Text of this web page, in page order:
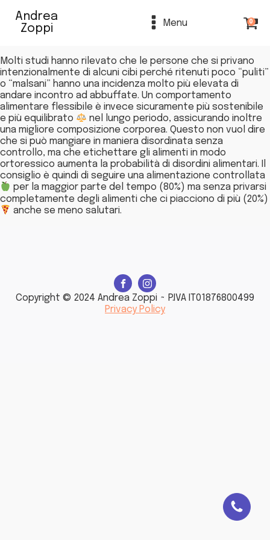
Andrea
Zoppi
Menu 0
Molti studi hanno rilevato che le persone che si privano
intenzionalmente di alcuni cibi perché ritenuti poco “puliti”
o “malsani” hanno una incidenza molto più elevata di
andare incontro ad abbuffate. Un comportamento
alimentare flessibile è invece sicuramente più sostenibile
e più equilibrato
nel lungo periodo, assicurando inoltre
una migliore composizione corporea. Questo non vuol dire
che si può mangiare in maniera disordinata senza
controllo, ma che etichettare gli alimenti in modo
ortoressico aumenta la probabilità di disordini alimentari. Il
consiglio è quindi di seguire una alimentazione controllata
per la maggior parte del tempo (80%) ma senza privarsi
completamente degli alimenti che ci piacciono di più (20%)
anche se meno salutari.
Copyright © 2024 Andrea Zoppi ~ P.IVA IT01876800499
Privacy Policy